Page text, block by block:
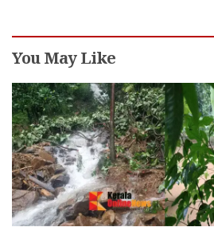
You May Like